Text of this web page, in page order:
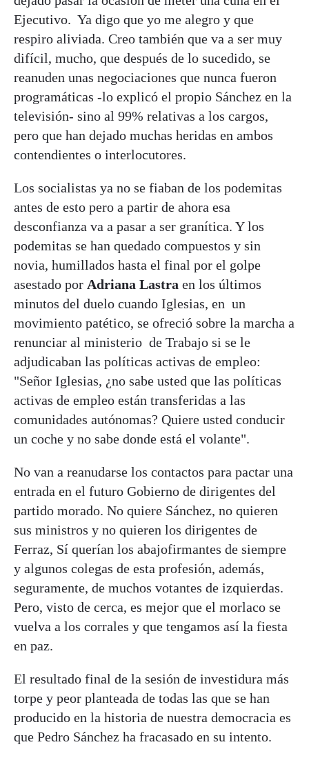
Ejecutivo. Ya digo que yo me alegro y que
respiro aliviada. Creo también que va a ser muy
difícil, mucho, que después de lo sucedido, se
reanuden unas negociaciones que nunca fueron
programáticas -lo explicó el propio Sánchez en la
televisión- sino al 99% relativas a los cargos,
pero que han dejado muchas heridas en ambos
contendientes o interlocutores.
Los socialistas ya no se fiaban de los podemitas
antes de esto pero a partir de ahora esa
desconfianza va a pasar a ser granítica. Y los
podemitas se han quedado compuestos y sin
novia, humillados hasta el final por el golpe
asestado por Adriana Lastra en los últimos
minutos del duelo cuando Iglesias, en un
movimiento patético, se ofreció sobre la marcha a
renunciar al ministerio de Trabajo si se le
adjudicaban las políticas activas de empleo:
"Señor Iglesias, ¿no sabe usted que las políticas
activas de empleo están transferidas a las
comunidades autónomas? Quiere usted conducir
un coche y no sabe donde está el volante".
No van a reanudarse los contactos para pactar una
entrada en el futuro Gobierno de dirigentes del
partido morado. No quiere Sánchez, no quieren
sus ministros y no quieren los dirigentes de
Ferraz, Sí querían los abajofirmantes de siempre
y algunos colegas de esta profesión, además,
seguramente, de muchos votantes de izquierdas.
Pero, visto de cerca, es mejor que el morlaco se
vuelva a los corrales y que tengamos así la fiesta
en paz.
El resultado final de la sesión de investidura más
torpe y peor planteada de todas las que se han
producido en la historia de nuestra democracia es
que Pedro Sánchez ha fracasado en su intento.